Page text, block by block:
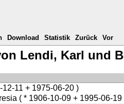
Download Statistik Zurück Vor
Lendi, Karl und
12-11 + 1975-06-20 )
( * 1906-10-09 + 1995-06-19